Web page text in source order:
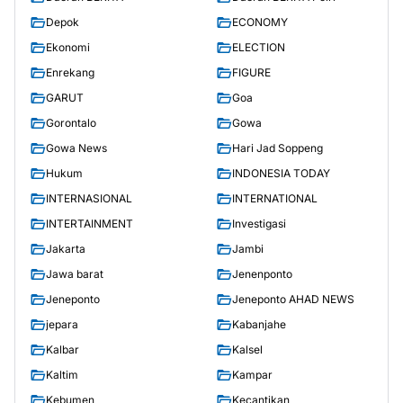
Depok
ECONOMY
Ekonomi
ELECTION
Enrekang
FIGURE
GARUT
Goa
Gorontalo
Gowa
Gowa News
Hari Jad Soppeng
Hukum
INDONESIA TODAY
INTERNASIONAL
INTERNATIONAL
INTERTAINMENT
Investigasi
Jakarta
Jambi
Jawa barat
Jenenponto
Jeneponto
Jeneponto AHAD NEWS
jepara
Kabanjahe
Kalbar
Kalsel
Kaltim
Kampar
Kebumen
Kecantikan